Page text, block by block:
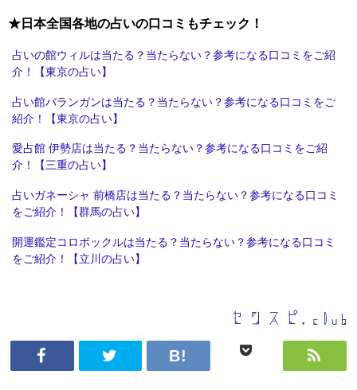
★日本全国各地の占いの口コミもチェック！
占いの館ウィルは当たる？当たらない？参考になる口コミをご紹
介！【東京の占い】
占い館バランガンは当たる？当たらない？参考になる口コミをご
紹介！【東京の占い】
愛占館 伊勢店は当たる？当たらない？参考になる口コミをご紹
介！【三重の占い】
占いガネーシャ 前橋店は当たる？当たらない？参考になる口コミ
をご紹介！【群馬の占い】
開運鑑定コロボックルは当たる？当たらない？参考になる口コミ
をご紹介！【立川の占い】